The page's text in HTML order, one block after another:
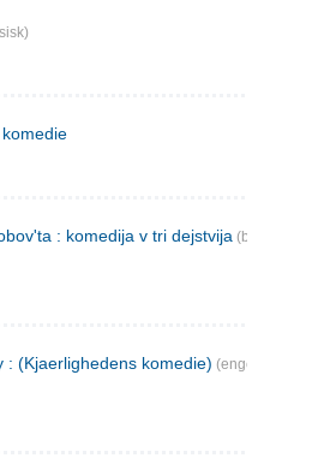
: komedija v tri dejstvija (bulgarsk)
: (Kjaerlighedens komedie) (engelsk)